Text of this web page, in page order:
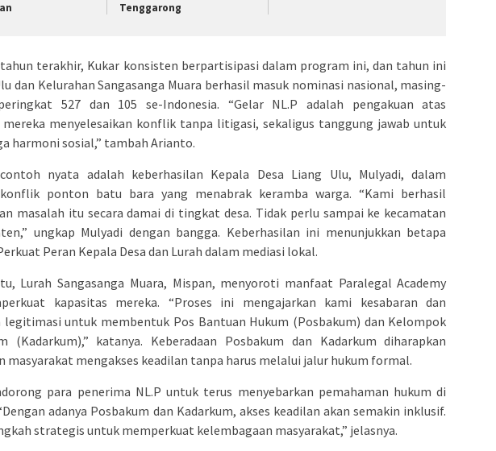
Tenggarong
terakhir, Kukar konsisten berpartisipasi dalam program ini, dan tahun ini
dan Kelurahan Sangasanga Muara berhasil masuk nominasi nasional, masing-
527 dan 105 se-Indonesia. “Gelar NL.P adalah pengakuan atas
mereka menyelesaikan konflik tanpa litigasi, sekaligus tanggung jawab untuk
harmoni sosial,” tambah Arianto.
nyata adalah keberhasilan Kepala Desa Liang Ulu, Mulyadi, dalam
ponton batu bara yang menabrak keramba warga. “Kami berhasil
masalah itu secara damai di tingkat desa. Tidak perlu sampai ke kecamatan
ungkap Mulyadi dengan bangga. Keberhasilan ini menunjukkan betapa
Peran Kepala Desa dan Lurah dalam mediasi lokal.
Lurah Sangasanga Muara, Mispan, menyoroti manfaat Paralegal Academy
kapasitas mereka. “Proses ini mengajarkan kami kesabaran dan
legitimasi untuk membentuk Pos Bantuan Hukum (Posbakum) dan Kelompok
(Kadarkum),” katanya. Keberadaan Posbakum dan Kadarkum diharapkan
masyarakat mengakses keadilan tanpa harus melalui jalur hukum formal.
para penerima NL.P untuk terus menyebarkan pemahaman hukum di
adanya Posbakum dan Kadarkum, akses keadilan akan semakin inklusif.
strategis untuk memperkuat kelembagaan masyarakat,” jelasnya.